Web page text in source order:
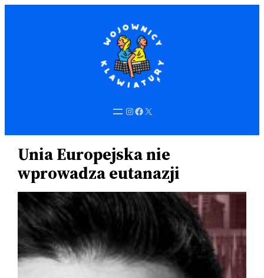
Instagram
Facebook
X
Unia Europejska nie
wprowadza eutanazji